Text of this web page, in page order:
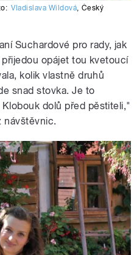
Vladislava Wildová, Český
Suchardové pro rady, jak
opájet tou kvetoucí
kolik vlastně druhů
snad stovka. Je to
dolů před pěstiteli,"
návštěvnic.